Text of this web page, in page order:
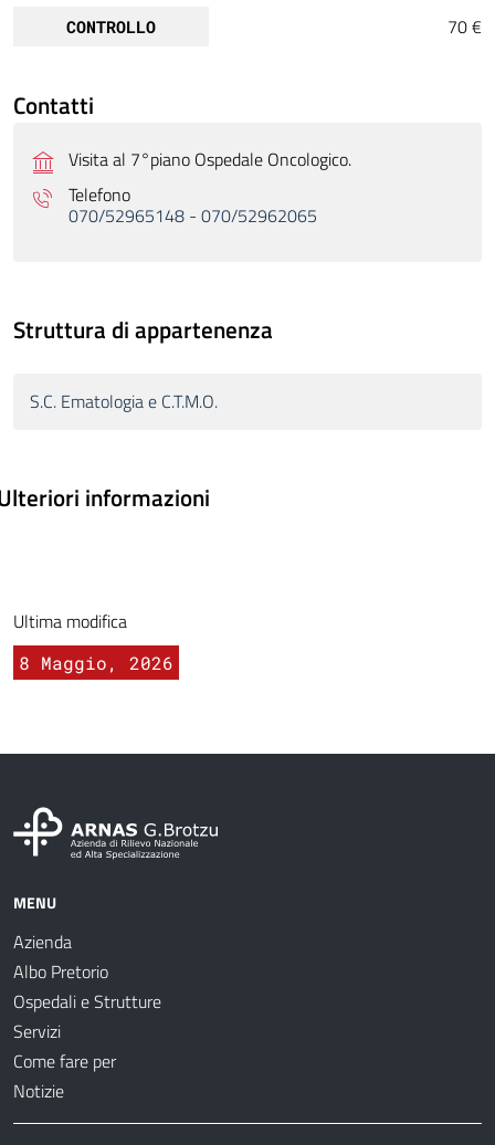
CONTROLLO 70 €
Contatti
Visita al 7°piano Ospedale Oncologico.
Telefono
070/52965148 - 070/52962065
Struttura di appartenenza
S.C. Ematologia e C.T.M.O.
informazioni
Ultima modifica
8 Maggio, 2026
MENU
Azienda
Albo Pretorio
Ospedali e Strutture
Servizi
Come fare per
Notizie